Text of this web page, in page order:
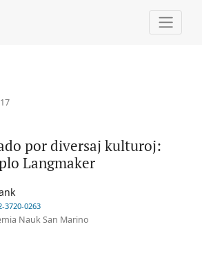
por diversaj kulturoj:
Langmaker
3720-0263
Nauk San Marino